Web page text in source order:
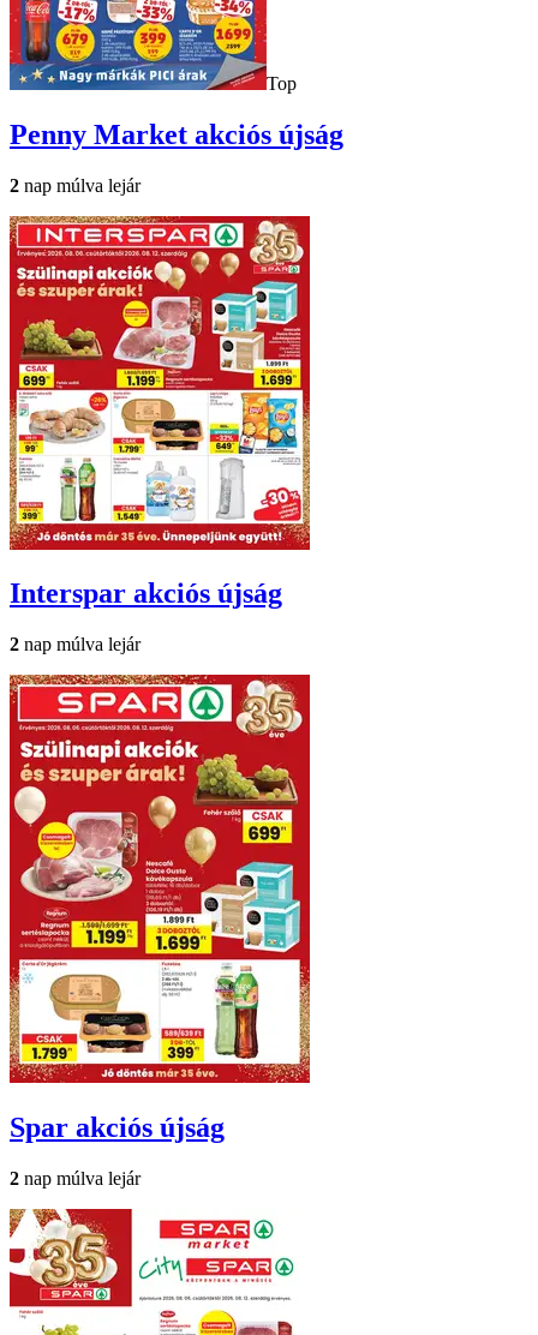
Top
Penny Market akciós újság
2 nap múlva lejár
Interspar akciós újság
2 nap múlva lejár
Spar akciós újság
2 nap múlva lejár